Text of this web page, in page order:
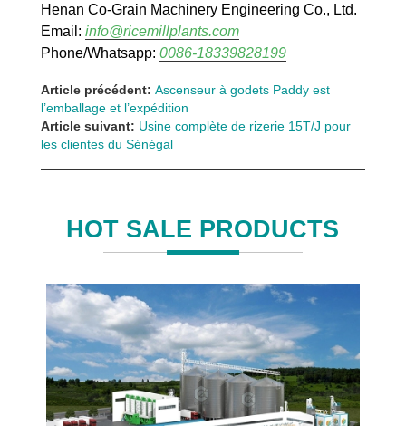
Henan Co-Grain Machinery Engineering Co., Ltd.
Email: info@ricemillplants.com
Phone/Whatsapp: 0086-18339828199
Article précédent: Ascenseur à godets Paddy est
l’emballage et l’expédition
Article suivant: Usine complète de rizerie 15T/J pour
les clientes du Sénégal
HOT SALE PRODUCTS